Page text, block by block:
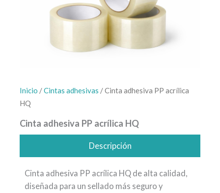
Inicio /Cintas adhesivas / Cinta adhesiva PP acrílica
HQ
Cinta adhesiva PP acrílica HQ
Descripción
Cinta adhesiva PP acrílica HQ de alta calidad,
diseñada para un sellado más seguro y